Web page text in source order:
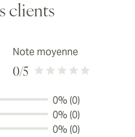
clients
Note moyenne
0/5
0% (0)
0% (0)
0% (0)